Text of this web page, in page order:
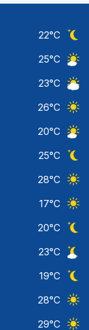
22°C
25°C
23°C
26°C
20°C
25°C
28°C
17°C
20°C
23°C
19°C
28°C
29°C